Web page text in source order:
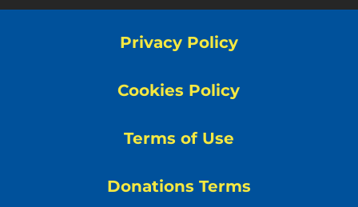
Privacy Policy
Cookies Policy
Terms of Use
Donations Terms